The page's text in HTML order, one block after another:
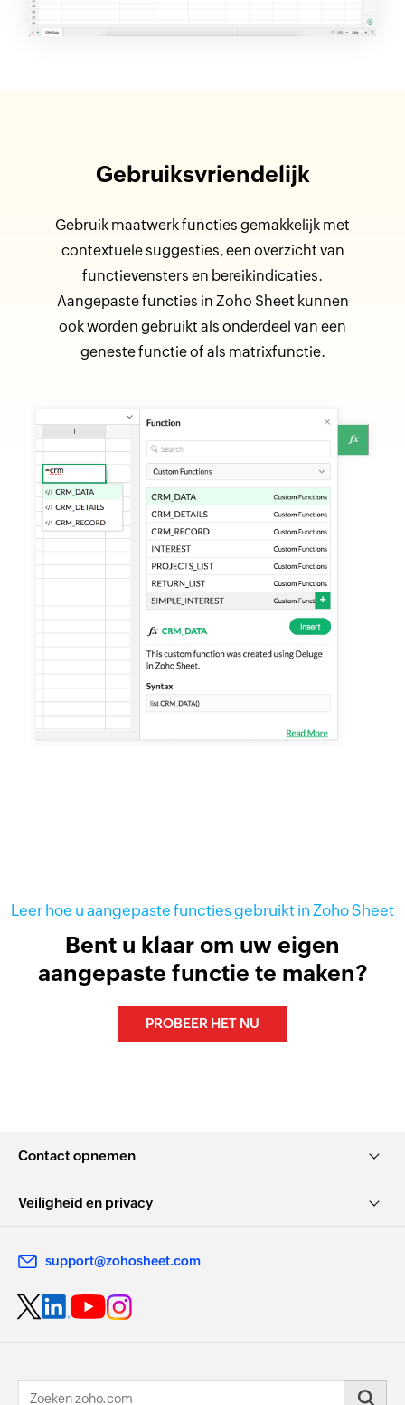
Gebruiksvriendelijk
Gebruik maatwerk functies gemakkelijk met
contextuele suggesties, een overzicht van
functievensters en bereikindicaties.
Aangepaste functies in Zoho Sheet kunnen
ook worden gebruikt als onderdeel van een
geneste functie of als matrixfunctie.
Leer hoe u aangepaste functies gebruikt in Zoho Sheet
Bent u klaar om uw eigen
aangepaste functie te maken?
PROBEER HET NU
Contact opnemen
Veiligheid en privacy
support@zohosheet.com